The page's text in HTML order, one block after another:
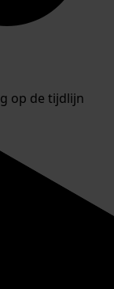
op de tijdlijn